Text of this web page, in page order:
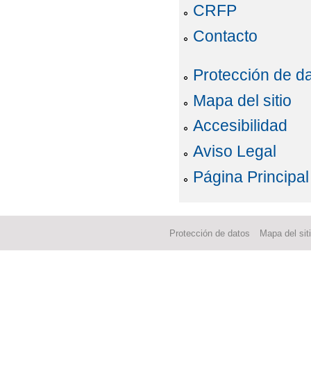
CRFP
Contacto
Protección de
Mapa del sitio
Accesibilidad
Aviso Legal
Página Principal
Protección de datos Mapa del